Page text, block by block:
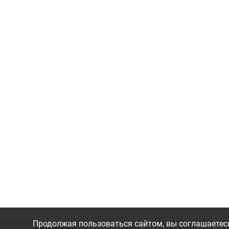
Продолжая пользоваться сайтом, вы